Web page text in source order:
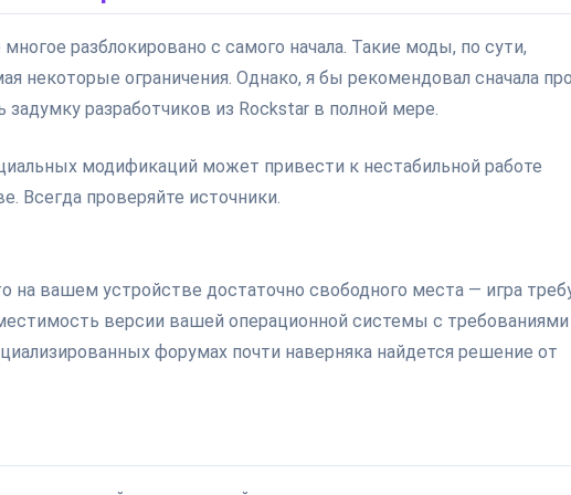
разблокировано с самого начала. Такие моды, по сути,
некоторые ограничения. Однако, я бы рекомендовал сначала
задумку разработчиков из Rockstar в полной мере.
модификаций может привести к нестабильной работе
Всегда проверяйте источники.
на вашем устройстве достаточно свободного места — игра
версии вашей операционной системы с требованиями
форумах почти наверняка найдется решение от